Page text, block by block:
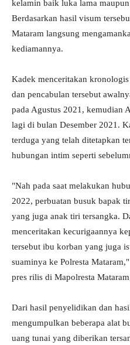
kelamin baik luka lama
Berdasarkan hasil visum
Mataram langsung
kediamannya.
Kadek menceritakan
dan pencabulan tersebut
pada Agustus 2021, kemudian
lagi di bulan Desember 2021.
terduga yang telah ditetapkan
hubungan intim seperti
"Nah pada saat melakukan
2022, perbuatan busuk bapak
yang juga anak tiri tersangka.
menceritakan kecurigaannya
tersebut ibu korban yang juga
suaminya ke Polresta
pres rilis di Mapolresta
Dari hasil penyelidikan dan
mengumpulkan beberapa alat
uang tunai yang diberikan